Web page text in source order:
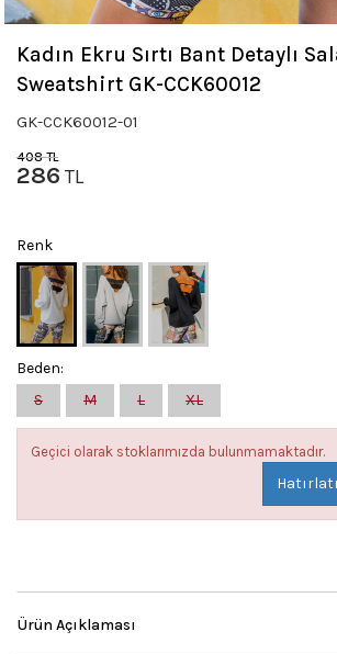
Kadın Ekru Sırtı Bant Detaylı
Sweatshirt GK-CCK60012
GK-CCK60012-01
408TL
286 TL
Renk
Beden:
S
M L XL
Geçici olarak stoklarımızda bulunmamaktadır.
Ürün Açıklaması